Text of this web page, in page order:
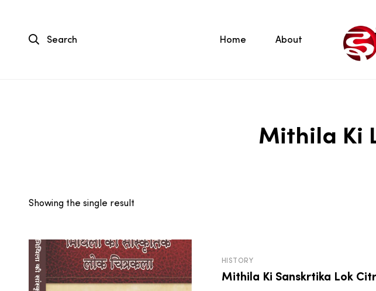
Search Home About
Mithila Ki
Showing the single result
HISTORY
Mithila Ki Sanskrtika Lok